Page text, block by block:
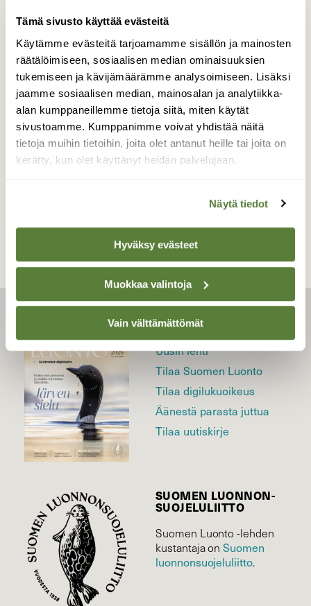
Tämä sivusto käyttää evästeitä
Käytämme evästeitä tarjoamamme sisällön ja mainosten
räätälöimiseen, sosiaalisen median ominaisuuksien
tukemiseen ja kävijämäärämme analysoimiseen. Lisäksi
jaamme sosiaalisen median, mainosalan ja analytiikka-
alan kumppaneillemme tietoja siitä, miten käytät
sivustoamme. Kumppanimme voivat yhdistää näitä
tietoja muihin tietoihin, joita olet antanut heille tai joita on
kerätty, kun olet käyttänyt heidän palvelujaan.
Näytä tiedot
Hyväksy evästeet
Muokkaa valintoja
Vain välttämättömät
Ruokaa hakusessa
Kyhmyjoutsenet syömässä vesikasveja.
Valokuvaaja: Reijo Juurinen, Helsinki Marraskuu
LEHTI
Uusin lehti
Tilaa Suomen Luonto
Tilaa digilukuoikeus
Äänestä parasta juttua
Tilaa uutiskirje
SUOMEN LUONNON­
SUOJELU­LIITTO
Suomen Luonto -lehden
kustantaja onSuomen
luonnonsuojelu­liitto.